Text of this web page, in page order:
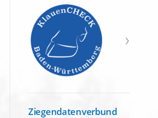
Ziegendatenverbund